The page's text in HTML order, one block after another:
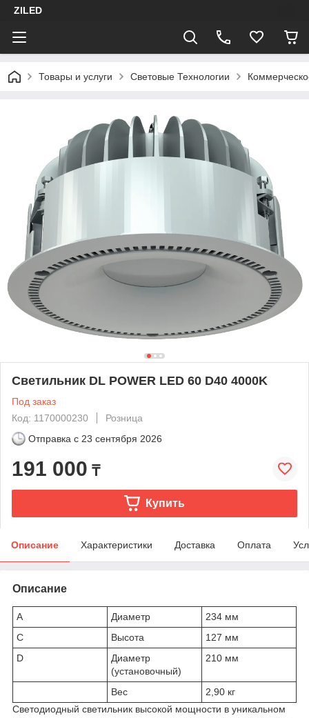
ZILED
Товары и услуги Световые Технологии
Светильник DL POWER LED 60 D40 4000K
Под заказ
Код: 1170000230
Розница
Отправка с 23 сентября 2026
191 000 ₸
Купить
Описание Характеристики Доставка Оплата
Описание
A Диаметр
234 мм
C
Высота
127 мм
D
Диаметр
(установочный)
210 мм
Вес
2,90 кг
Светодиодный светильник высокой мощности в уникальном